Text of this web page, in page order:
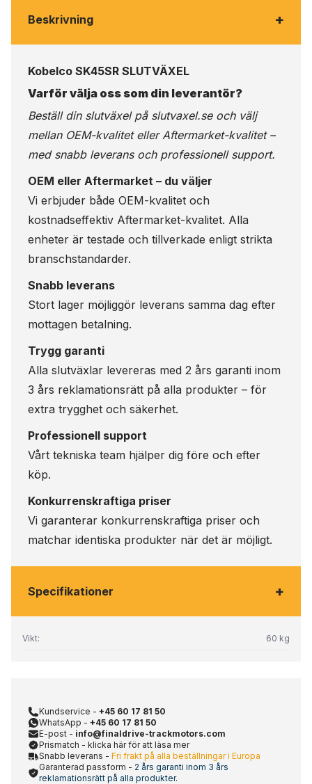
Beskrivning +
Kobelco SK45SR SLUTVÄXEL
Varför välja oss som din leverantör?
Beställ din slutväxel på slutvaxel.seoch välj
mellan OEM-kvalitet eller Aftermarket-kvalitet –
med snabb leverans och professionell support.
OEM eller Aftermarket – du väljer
Vi erbjuder både OEM-kvalitet och
kostnadseffektiv Aftermarket-kvalitet. Alla
enheter är testade och tillverkade enligt strikta
branschstandarder.
Snabb leverans
Stort lager möjliggör leverans samma dag efter
mottagen betalning.
Trygg garanti
Alla slutväxlar levereras med 2 års garanti inom
3 års reklamationsrätt på alla produkter – för
extra trygghet och säkerhet.
Professionell support
Vårt tekniska team hjälper dig före och efter
köp.
Konkurrenskraftiga priser
Vi garanterar konkurrenskraftiga priser och
matchar identiska produkter när det är möjligt.
Specifikationer +
Vikt: 60 kg
Kundservice - +45 60 17 81 50
WhatsApp - +45 60 17 81 50
E-post - info@finaldrive-trackmotors.com
Prismatch - klicka här för att läsa mer
Snabb leverans - Fri frakt på alla beställningar i Europa
Garanterad passform - 2 års garanti inom 3 års
reklamationsrätt på alla produkter.